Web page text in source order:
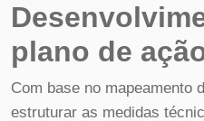
plano de
Com base no mapeamento
estruturar as medidas